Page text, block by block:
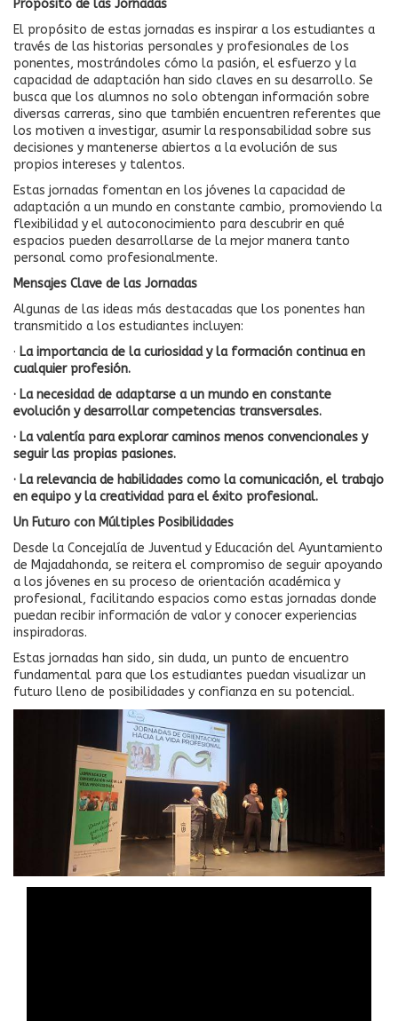
Propósito de las Jornadas
El propósito de estas jornadas es inspirar a los estudiantes a
través de las historias personales y profesionales de los
ponentes, mostrándoles cómo la pasión, el esfuerzo y la
capacidad de adaptación han sido claves en su desarrollo. Se
busca que los alumnos no solo obtengan información sobre
diversas carreras, sino que también encuentren referentes que
los motiven a investigar, asumir la responsabilidad sobre sus
decisiones y mantenerse abiertos a la evolución de sus
propios intereses y talentos.
Estas jornadas fomentan en los jóvenes la capacidad de
adaptación a un mundo en constante cambio, promoviendo la
flexibilidad y el autoconocimiento para descubrir en qué
espacios pueden desarrollarse de la mejor manera tanto
personal como profesionalmente.
Mensajes Clave de las Jornadas
Algunas de las ideas más destacadas que los ponentes han
transmitido a los estudiantes incluyen:
· La importancia de la curiosidad y la formación continua en
cualquier profesión.
· La necesidad de adaptarse a un mundo en constante
evolución y desarrollar competencias transversales.
· La valentía para explorar caminos menos convencionales y
seguir las propias pasiones.
· La relevancia de habilidades como la comunicación, el trabajo
en equipo y la creatividad para el éxito profesional.
Un Futuro con Múltiples Posibilidades
Desde la Concejalía de Juventud y Educación del Ayuntamiento
de Majadahonda, se reitera el compromiso de seguir apoyando
a los jóvenes en su proceso de orientación académica y
profesional, facilitando espacios como estas jornadas donde
puedan recibir información de valor y conocer experiencias
inspiradoras.
Estas jornadas han sido, sin duda, un punto de encuentro
fundamental para que los estudiantes puedan visualizar un
futuro lleno de posibilidades y confianza en su potencial.